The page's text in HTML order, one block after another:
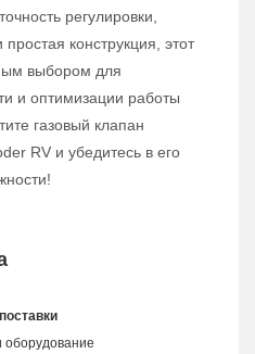
регулировки,
конструкция, этот
выбором для
и оптимизации работы
газовый клапан
RV и убедитесь в его
оборудование